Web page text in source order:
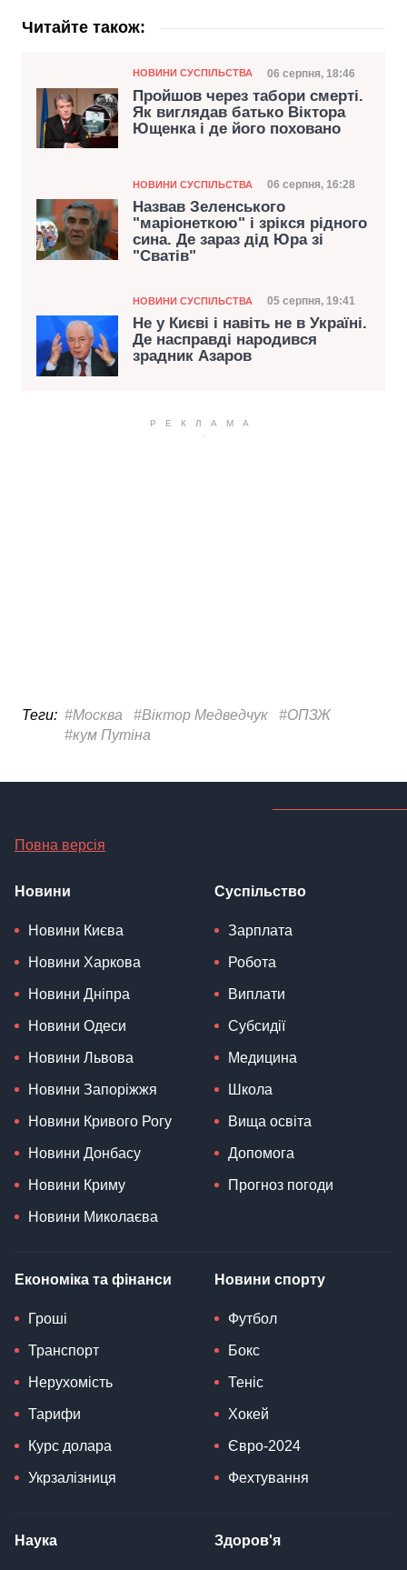
Повна версія
Новини
Новини Києва
Новини Харкова
Новини Дніпра
Новини Одеси
Новини Львова
Новини Запоріжжя
Новини Кривого Рогу
Новини Донбасу
Новини Криму
Новини Миколаєва
Суспільство
Зарплата
Робота
Виплати
Субсидії
Медицина
Школа
Вища освіта
Допомога
Прогноз погоди
Економіка та фінанси
Гроші
Транспорт
Нерухомість
Тарифи
Курс долара
Укрзалізниця
Новини спорту
Футбол
Бокс
Теніс
Хокей
Євро-2024
Фехтування
Наука Здоров'я